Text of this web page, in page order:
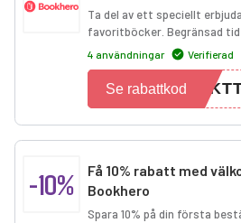
Ta del av ett speciellt
favoritböcker. Begränsad
4 användningar Verifierad
Se rabattkod
-10%
Få 10% rabatt med
Bookhero
Spara 10% på din första